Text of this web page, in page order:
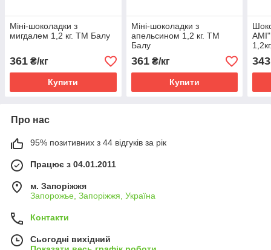
Міні-шоколадки з
мигдалем 1,2 кг. ТМ Балу
361 ₴/кг
Купити
Міні-шоколадки з
апельсином 1,2 кг. ТМ
Балу
361₴/кг
Купити
343
Про нас
95% позитивних з 44 відгуків за рік
Працює з 04.01.2011
м. Запоріжжя
Запорожье, Запоріжжя, Україна
Контакти
Сьогодні вихідний